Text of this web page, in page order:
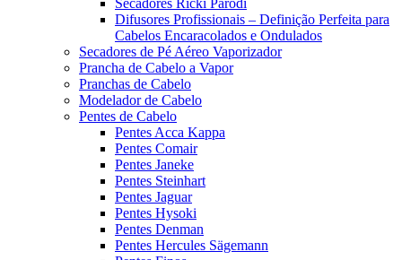
Secadores Ricki Parodi
Difusores Profissionais – Definição Perfeita para
Cabelos Encaracolados e Ondulados
Secadores de Pé Aéreo Vaporizador
Prancha de Cabelo a Vapor
Pranchas de Cabelo
Modelador de Cabelo
Pentes de Cabelo
Pentes Acca Kappa
Pentes Comair
Pentes Janeke
Pentes Steinhart
Pentes Jaguar
Pentes Hysoki
Pentes Denman
Pentes Hercules Sägemann